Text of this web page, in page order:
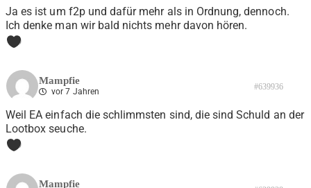
Ja es ist um f2p und dafür mehr als in Ordnung, dennoch.
Ich denke man wir bald nichts mehr davon hören.
0
Mampfie
vor 7 Jahren #639936
Weil EA einfach die schlimmsten sind, die sind Schuld an der
Lootbox seuche.
0
Mampfie